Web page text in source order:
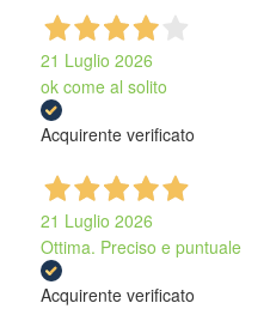
21 Luglio 2026
ok come al solito
Acquirente verificato
21 Luglio 2026
Ottima. Preciso e puntuale
Acquirente verificato